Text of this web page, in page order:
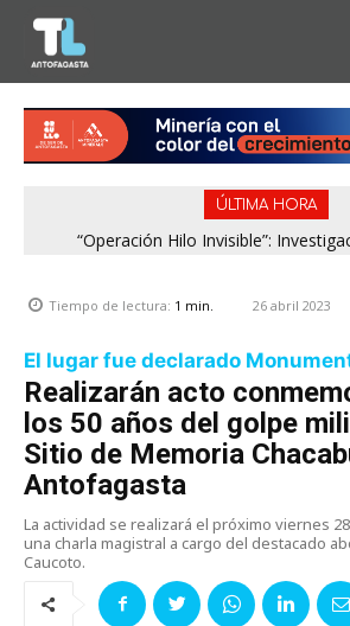
ÚLTIMA HORA
“Operación Hilo Invisible”:
Tiempo de lectura: 1 min. 26 abril 2023
El lugar fue declarado
Realizarán acto
los 50 años del golpe
Sitio de Memoria
Antofagasta
La actividad se realizará el próximo viernes
una charla magistral a cargo del destacado
Caucoto.